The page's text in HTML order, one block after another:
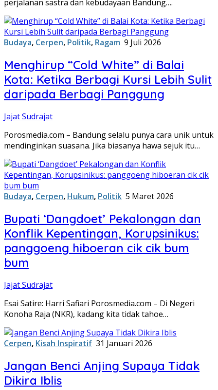
perjalanan sastra dan kebudayaan Bandung….
Budaya, Cerpen, Politik, Ragam 9 Juli 2026
Menghirup “Cold White” di Balai
Kota: Ketika Berbagi Kursi Lebih Sulit
daripada Berbagi Panggung
Jajat Sudrajat
Porosmedia.com – Bandung selalu punya cara unik untuk
mendinginkan suasana. Jika biasanya hawa sejuk itu…
Budaya, Cerpen, Hukum, Politik 5 Maret 2026
Bupati ‘Dangdoet’ Pekalongan dan
Konflik Kepentingan, Korupsinikus:
panggoeng hiboeran cik cik bum
bum
Jajat Sudrajat
Esai Satire: Harri Safiari Porosmedia.com – Di Negeri
Konoha Raja (NKR), kadang kita tidak tahoe…
Cerpen, Kisah Inspiratif 31 Januari 2026
Jangan Benci Anjing Supaya Tidak
Dikira Iblis